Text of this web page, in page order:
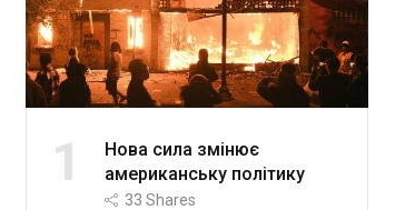
1
Нова сила змінює
американську політику
33 Shares